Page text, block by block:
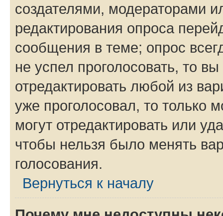
создателями, модераторами
редактирования опроса
сообщения в теме; опрос
не успел проголосовать, то
отредактировать любой из
уже проголосовал, то только
могут отредактировать или
чтобы нельзя было менять
голосования.
Вернуться к началу